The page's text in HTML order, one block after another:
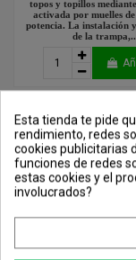
topos y topillos
activada por muelles
potencia. La instalación
de la
Trampas para
Trampas para ratas
Esta tienda te pide
rendimiento, redes
cookies publicitarias
funciones de redes
estas cookies y el
involucrados?